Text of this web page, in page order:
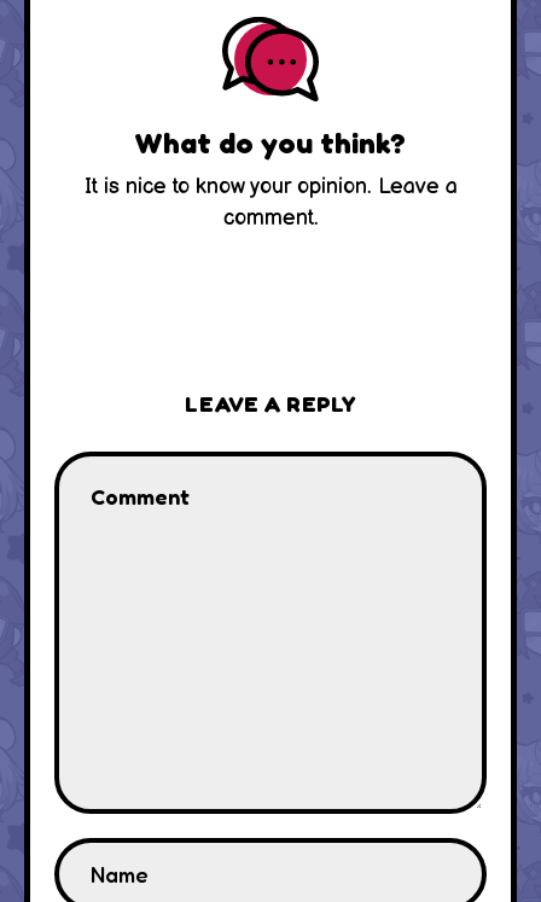
What do you think?
It is nice to know your opinion. Leave a
comment.
LEAVE A REPLY